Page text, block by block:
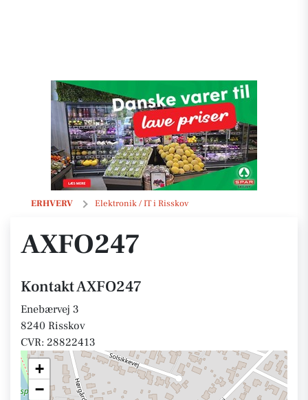
ERHVERV Elektronik / IT i Risskov
AXFO247
AXFO247
Kontakt AXFO247
Enebærvej 3
8240 Risskov
CVR: 28822413
+
−